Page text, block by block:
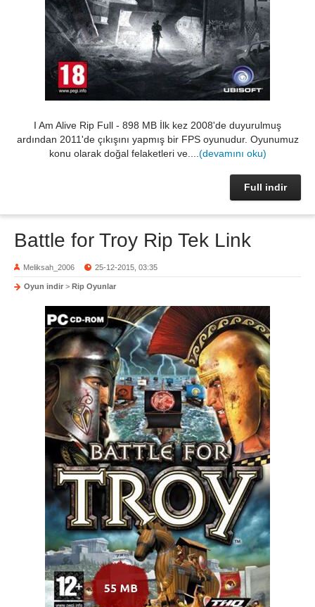
I Am Alive Rip Full - 898 MB İlk kez 2008'de duyurulmuş
ardından 2011'de çıkışını yapmış bir FPS oyunudur. Oyunumuz
konu olarak doğal felaketleri ve.... (devamını oku)
Full indir
Battle for Troy Rip Tek Link
Meliksah_2006 25-12-2015, 03:35
Oyun indir > Rip Oyunlar